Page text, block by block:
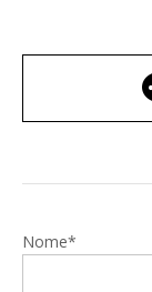
Nome*